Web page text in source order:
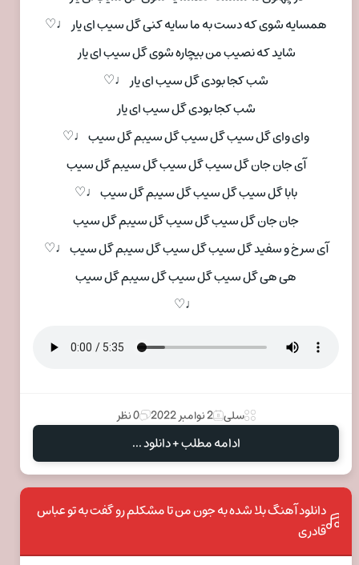
همسایه شوی که دست به ما سایه کنی گل سیب ای یار ♩♡
شاید که نصیب من بیچاره شوی گل سیب ای یار
شب کجا بودی گل سیب ای یار ♩♡
شب کجا بودی گل سیب ای یار
وای وای گل سیب گل سیب گل سیبم گل سیب ♩♡
آی جان جان گل سیب گل سیب گل سیبم گل سیب
بابا گل سیب گل سیب گل سیبم گل سیب ♩♡
جان جان گل سیب گل سیب گل سیبم گل سیب
آی سرخ و سفید گل سیب گل سیب گل سیبم گل سیب ♩♡
هی هی گل سیب گل سیب گل سیبم گل سیب
♩♡
سلی 2 نوامبر 2022 0 نظر
ادامه مطلب + دانلود ...
دانلود آهنگ بلا شده به جون من تا مشکلم رو گفت به تو عباس
قادری